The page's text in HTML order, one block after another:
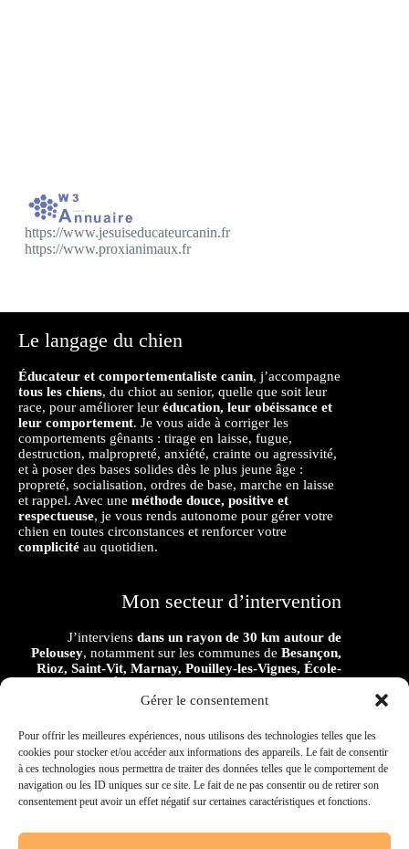
Gérer le consentement
Pour offrir les meilleures expériences, nous utilisons des technologies telles que les
cookies pour stocker et/ou accéder aux informations des appareils. Le fait de consentir
à ces technologies nous permettra de traiter des données telles que le comportement de
navigation ou les ID uniques sur ce site. Le fait de ne pas consentir ou de retirer son
consentement peut avoir un effet négatif sur certaines caractéristiques et fonctions.
https://www.jesuiseducateurcanin.fr
https://www.proxianimaux.fr
Le langage du chien
Éducateur et comportementaliste canin, j’accompagne
tous les chiens, du chiot au senior, quelle que soit leur
race, pour améliorer leur éducation, leur obéissance et
leur comportement. Je vous aide à corriger les
comportements gênants : tirage en laisse, fugue,
destruction, malpropreté, anxiété, crainte ou agressivité,
et à poser des bases solides dès le plus jeune âge :
propreté, socialisation, ordres de base, marche en laisse
et rappel. Avec une méthode douce, positive et
respectueuse, je vous rends autonome pour gérer votre
chien en toutes circonstances et renforcer votre
complicité au quotidien.
Mon secteur d’intervention
J’interviensdans un rayon de 30 km autour de
Pelousey, notamment sur les communes deBesançon,
Rioz, Saint-Vit, Marnay, Pouilley-les-Vignes, École-
l’Ognon, Geneuille, Les Auxons, Danemarie-sur-
Beaupré, Thise
Fraisans, Rans, Dampierre, Ougney,
Gendrey
ainsi que dans les communes environnantes.
Interventionsà domicile et en extérieur, selon les
besoins et les problématiques rencontrées.
Educateur canin Doubs (25)